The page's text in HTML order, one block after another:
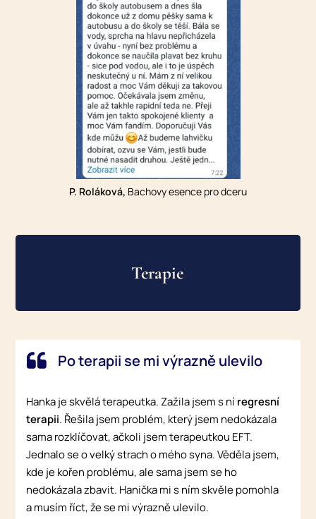
P. Roláková, Bachovy esence pro dceru
Terapie
Po terapii se mi výrazně ulevilo
Hanka je skvělá terapeutka. Zažila jsem s ní regresní
terapii. Řešila jsem problém, který jsem nedokázala
sama rozklíčovat, ačkoli jsem terapeutkou EFT.
Jednalo se o velký strach o mého syna. Věděla jsem,
kde je kořen problému, ale sama jsem se ho
nedokázala zbavit. Hanička mi s ním skvěle pomohla
a musím říct, že se mi výrazně ulevilo.